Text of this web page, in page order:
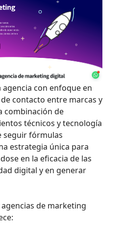
agencia con enfoque en
contacto entre marcas y
combinación de
técnicos y tecnología
seguir fórmulas
estrategia única para
en la eficacia de las
digital y en generar
de marketing